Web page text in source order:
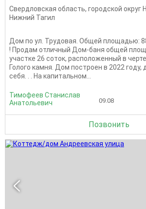
Свердловская область, городской округ
Нижний Тагил
Дом по ул. Трудовая. Общей площадью:
! Продам отличный Дом-баня общей
участке 26 соток, расположенный в
Голого камня. Дом построен в 2022 году,
себя. . . На капитальном...
Тимофеев Станислав
Анатольевич
09.08
Позвонить